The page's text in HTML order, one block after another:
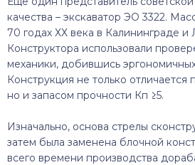
качества – экскаватор ЭО 3322.
70 годах ХХ века в Калининграде и
Конструктора использовали
механики, добившись
Конструкция не только
но и запасом прочности Кп ≥5.
Изначально, основа стрелы
затем была заменена блочной
всего времени производства